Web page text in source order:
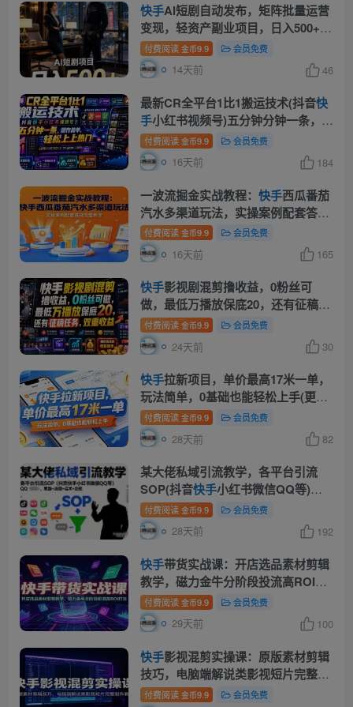
快手AI短剧自动发布，矩阵批量运营
变现，轻资产副业项目，日入500+
【揭秘】
付费阅读 金币9.9 会员免费
14天前 46
最新CR全平台1比1搬运技术(抖音快
手小红书视频号)五分钟分钟一条，操
作简单，轻松上热门(教程+软件+参
数)
付费阅读 金币9.9 会员免费
16天前 184
一波流掘金实战教程： 快手西瓜番茄
汽水多渠道玩法，实操案例配套答疑
完整教学
付费阅读 金币9.9 会员免费
16天前 165
快手影视剧混剪撸收益，0粉丝可
做，最低万播放保底20，还有征稿任
务，双重收益
付费阅读 金币9.9 会员免费
24天前 30
快手拉新项目，单价最高17米一单，
玩法简单，0基础也能轻松上手(更新
07月08日)
付费阅读 金币9.9 会员免费
28天前 82
某大佬私域引流教学，各平台引流
SOP(抖音快手小红书微信QQ等)，
思路+流程+话术+变现(更新0708)
付费阅读 金币9.9 会员免费
28天前 192
快手带货实战课：开店选品素材剪辑
教学，磁力金牛分阶段投流高ROI打
法
付费阅读 金币9.9 会员免费
29天前 100
快手影视混剪实操课：原版素材剪辑
技巧，电脑端解说类影视短片完整制
作教学
付费阅读 金币9.9 会员免费